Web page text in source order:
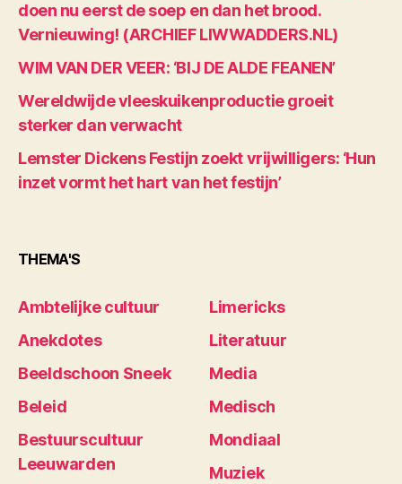
doen nu eerst de soep en dan het brood.
Vernieuwing! (ARCHIEF LIWWADDERS.NL)
WIM VAN DER VEER: ‘BIJ DE ALDE FEANEN’
Wereldwijde vleeskuikenproductie groeit
sterker dan verwacht
Lemster Dickens Festijn zoekt vrijwilligers: ‘Hun
inzet vormt het hart van het festijn’
THEMA'S
Ambtelijke cultuur
Anekdotes
Beeldschoon Sneek
Beleid
Bestuurscultuur
Leeuwarden
Limericks
Literatuur
Media
Medisch
Mondiaal
Muziek